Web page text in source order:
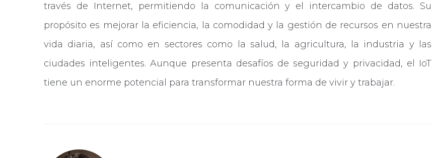
través de Internet, permitiendo la comunicación y el intercambio de datos. Su
propósito es mejorar la eficiencia, la comodidad y la gestión de recursos en nuestra
vida diaria, así como en sectores como la salud, la agricultura, la industria y las
ciudades inteligentes. Aunque presenta desafíos de seguridad y privacidad, el IoT
tiene un enorme potencial para transformar nuestra forma de vivir y trabajar.